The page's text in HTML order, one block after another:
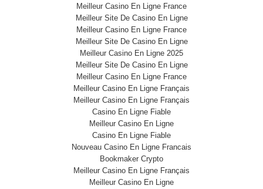
Meilleur Casino En Ligne France
Meilleur Site De Casino En Ligne
Meilleur Casino En Ligne France
Meilleur Site De Casino En Ligne
Meilleur Casino En Ligne 2025
Meilleur Site De Casino En Ligne
Meilleur Casino En Ligne France
Meilleur Casino En Ligne Français
Meilleur Casino En Ligne Français
Casino En Ligne Fiable
Meilleur Casino En Ligne
Casino En Ligne Fiable
Nouveau Casino En Ligne Francais
Bookmaker Crypto
Meilleur Casino En Ligne Français
Meilleur Casino En Ligne